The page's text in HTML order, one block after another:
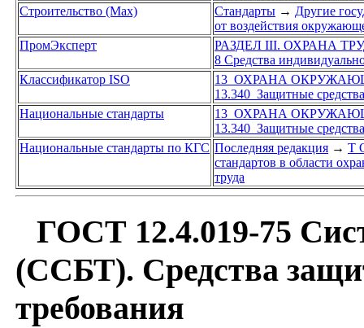
Строительство (Max)
Стандарты → Другие
от воздействия
ПромЭксперт
РАЗДЕЛ III. ОХРАНА
8 Средства
Классификатор ISO
13 ОХРАНА
13.340 Защитные средства
Национальные стандарты
13 ОХРАНА
13.340 Защитные средства
Национальные стандарты по КГС Последняя редакция → Т
стандартов в области
труда
ГОСТ 12.4.019-75
(ССБТ). Средства
требования